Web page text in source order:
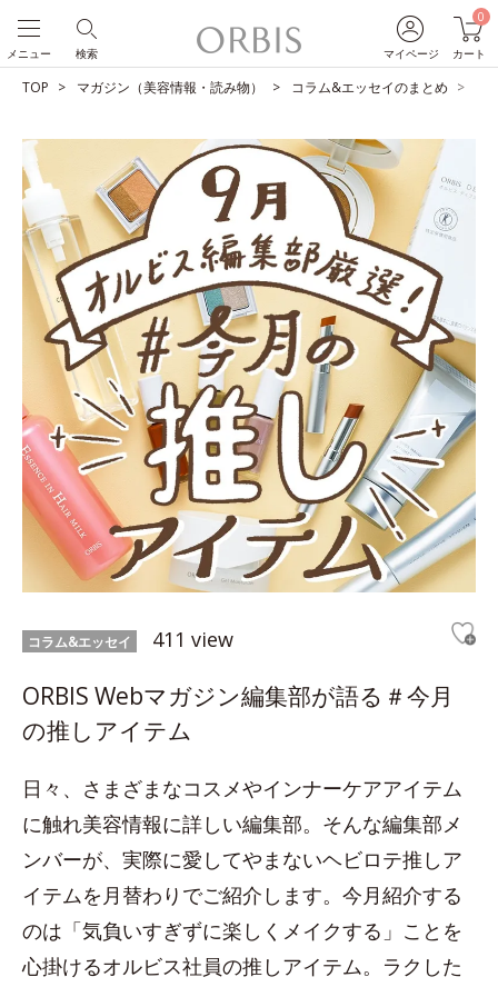
マイページ
0
カート
検索
メニュー
TOP マガジン（美容情報・読み物） コラム&エッセイのまとめ
コラム&エッセイ 411 view
ORBIS Webマガジン編集部が語る＃今月
の推しアイテム
日々、さまざまなコスメやインナーケアアイテム
に触れ美容情報に詳しい編集部。そんな編集部メ
ンバーが、実際に愛してやまないヘビロテ推しア
イテムを月替わりでご紹介します。今月紹介する
のは「気負いすぎずに楽しくメイクする」ことを
心掛けるオルビス社員の推しアイテム。ラクした